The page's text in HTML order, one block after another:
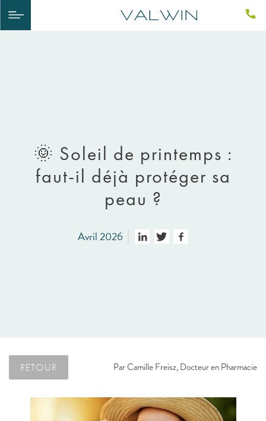
🌞 Soleil de printemps :
faut-il déjà protéger sa
peau ?
Avril 2026
RETOUR ParCamille Freisz, Docteur en Pharmacie